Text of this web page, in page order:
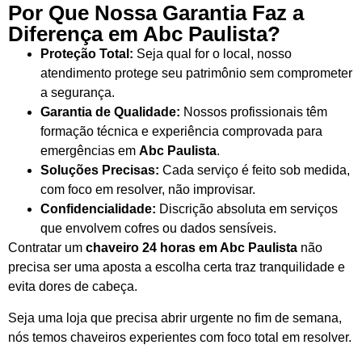
Por Que Nossa Garantia Faz a
Diferença em Abc Paulista?
Proteção Total: Seja qual for o local, nosso
atendimento protege seu patrimônio sem comprometer
a segurança.
Garantia de Qualidade: Nossos profissionais têm
formação técnica e experiência comprovada para
emergências em Abc Paulista.
Soluções Precisas: Cada serviço é feito sob medida,
com foco em resolver, não improvisar.
Confidencialidade: Discrição absoluta em serviços
que envolvem cofres ou dados sensíveis.
Contratar um chaveiro 24 horas em Abc Paulista não
precisa ser uma aposta a escolha certa traz tranquilidade e
evita dores de cabeça.
Seja uma loja que precisa abrir urgente no fim de semana,
nós temos chaveiros experientes com foco total em resolver.